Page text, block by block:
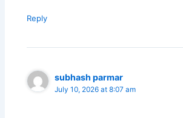
Reply
subhash parmar
July 10, 2026 at 8:07 am